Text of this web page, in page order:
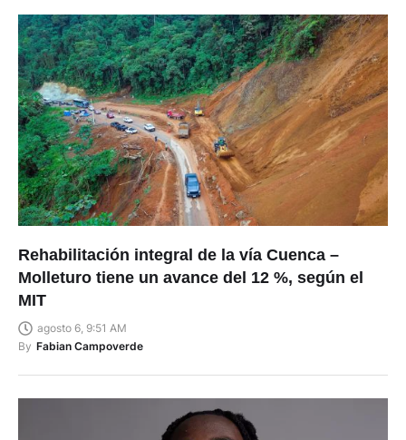
Rehabilitación integral de la vía Cuenca –
Molleturo tiene un avance del 12 %, según el
MIT
agosto 6, 9:51 AM
By
Fabian Campoverde